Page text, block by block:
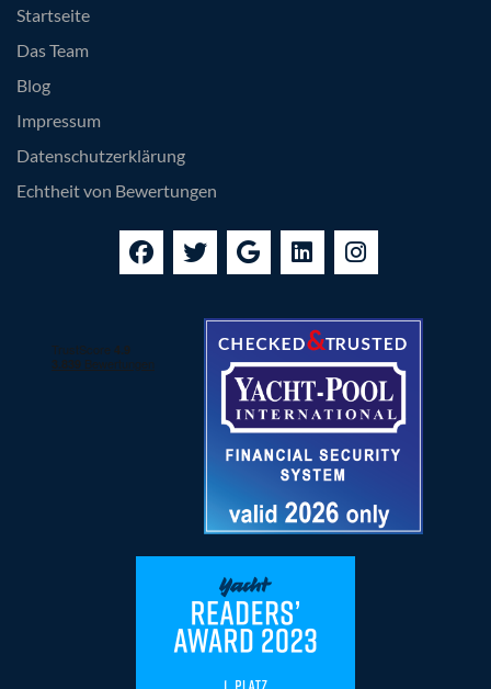
Startseite
Das Team
Blog
Impressum
Datenschutzerklärung
Echtheit von Bewertungen